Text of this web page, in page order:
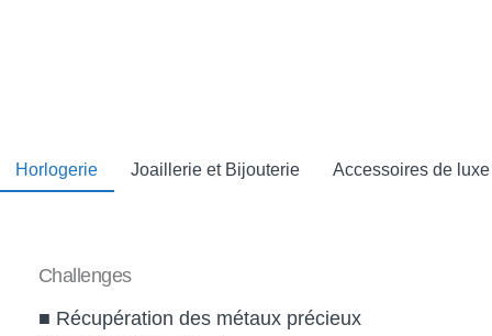
Horlogerie Joaillerie et Bijouterie Accessoires de luxe
Challenges
■ Récupération des métaux précieux